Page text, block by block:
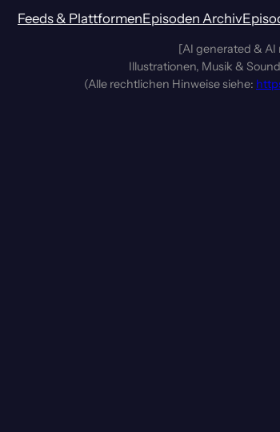
Feeds & PlattformenEpisoden Archiv
[AI generated &
Illustrationen, Musik &
(Alle rechtlichen Hinweise siehe: